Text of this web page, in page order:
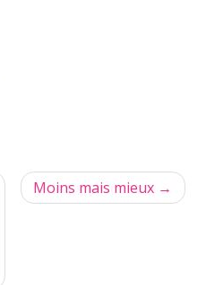
Moins mais mieux